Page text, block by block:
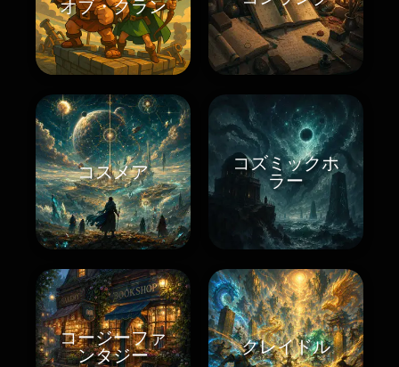
オブ・クラン
コスメア
コズミックホ
ラー
コージーファ
ンタジー
クレイドル